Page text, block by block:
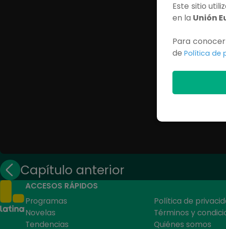
Capítulo anterior
ACCESOS RÁPIDOS
Programas
Novelas
Tendencias
Política de
Términos y
Quiénes somos
Este sitio
en la Unión
Para
de Política de